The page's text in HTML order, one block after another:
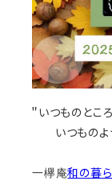
＂いつものと
いつものよ
一欅庵和の暮